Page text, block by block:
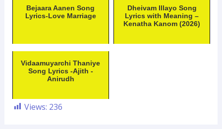
Bejaara Aanen Song
Lyrics-Love Marriage
Dheivam Illayo Song
Lyrics with Meaning –
Kenatha Kanom (2026)
Vidaamuyarchi Thaniye
Song Lyrics -Ajith -
Anirudh
Views: 236